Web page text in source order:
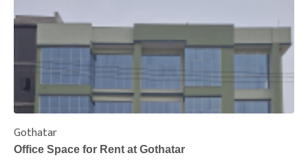
Gothatar
Office Space for Rent at Gothatar